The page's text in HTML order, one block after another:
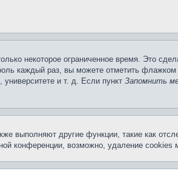
некоторое ограниченное время. Это
каждый раз, вы можете отметить флажком
и т. д. Если пункт Запомнить
выполняют другие функции, такие как
конференции, возможно, удаление cookies